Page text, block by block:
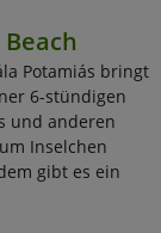
Potamiás bringt
6-stündigen
und anderen
Inselchen
gibt es ein